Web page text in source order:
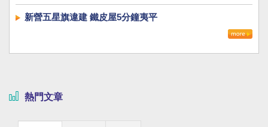
係
新營五星旗違建 鐵皮屋5分鐘夷平
熱門文章